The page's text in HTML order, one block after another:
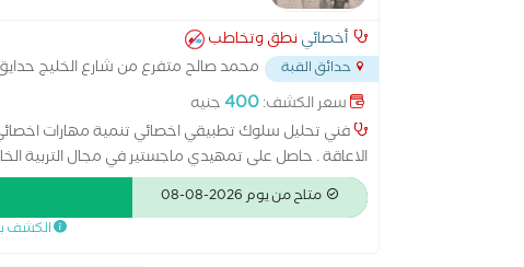
أخصائينطق وتخاطب
حدائق القبة محمد صالح متفرع من شارع الخليج
سعر الكشف:400جنيه
فني تحليل سلوك تطبيقي اخصائي تنمية مهارات
الاعاقة . حاصل على تمهيدي ماجستير في مجال التربية
الخاصة الثقة والحب والامان والمعرفة للوصول بمستقبل
متاح من يوم 2026-08-08
الكشف